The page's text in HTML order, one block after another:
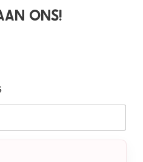
ONS!